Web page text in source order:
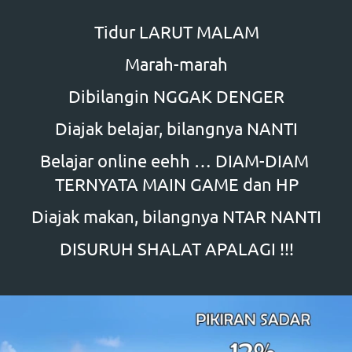
Tidur LARUT MALAM
Marah-marah
Dibilangin NGGAK DENGER
Diajak belajar, bilangnya NANTI
Belajar online eehh … DIAM-DIAM
TERNYATA MAIN GAME dan HP
Diajak makan, bilangnya NTAR NANTI
DISURUH SHALAT APALAGI !!!